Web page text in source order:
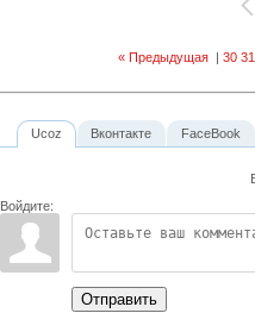
« Предыдущая | 30 31
Ucoz
Войдите:
Отправить
Вконтакте FaceBook